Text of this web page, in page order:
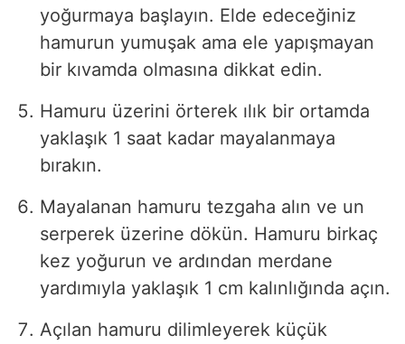
yoğurmaya başlayın. Elde edeceğiniz
hamurun yumuşak ama ele yapışmayan
bir kıvamda olmasına dikkat edin.
Hamuru üzerini örterek ılık bir ortamda
yaklaşık 1 saat kadar mayalanmaya
bırakın.
Mayalanan hamuru tezgaha alın ve un
serperek üzerine dökün. Hamuru birkaç
kez yoğurun ve ardından merdane
yardımıyla yaklaşık 1 cm kalınlığında açın.
Açılan hamuru dilimleyerek küçük